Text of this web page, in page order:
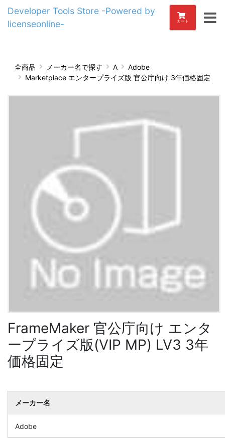
Developer Tools Store -Powered by
licenseonline-
カート
全商品 メーカー名で探す A
Adobe
Marketplace エンタープライズ版 官公庁向け 3年価格固定
FrameMaker 官公庁向け エンタ
ープライズ版(VIP MP) LV3 3年
価格固定
メーカー名
Adobe